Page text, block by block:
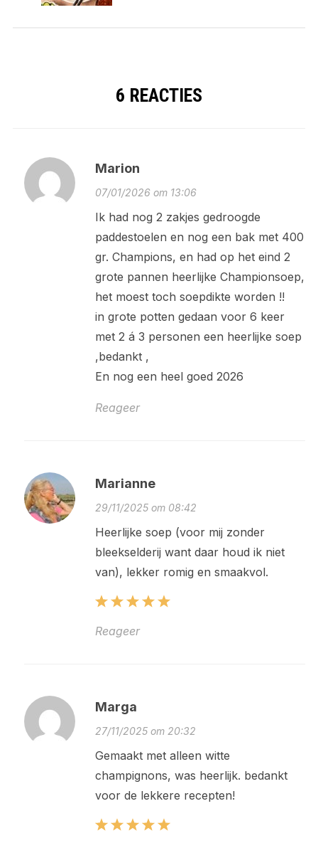
6 REACTIES
Marion
07/01/2026 om 13:06
Ik had nog 2 zakjes gedroogde
paddestoelen en nog een bak met 400
gr. Champions, en had op het eind 2
grote pannen heerlijke Championsoep,
het moest toch soepdikte worden !!
in grote potten gedaan voor 6 keer
met 2 á 3 personen een heerlijke soep
,bedankt ,
En nog een heel goed 2026
Reageer
Marianne
29/11/2025 om 08:42
Heerlijke soep (voor mij zonder
bleekselderij want daar houd ik niet
van), lekker romig en smaakvol.
Reageer
Marga
27/11/2025 om 20:32
Gemaakt met alleen witte
champignons, was heerlijk. bedankt
voor de lekkere recepten!